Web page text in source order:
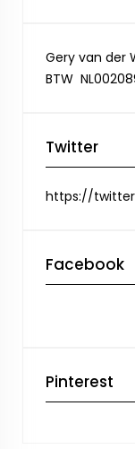
Gery van der
BTW
Twitter
https://
Facebook
Pinterest